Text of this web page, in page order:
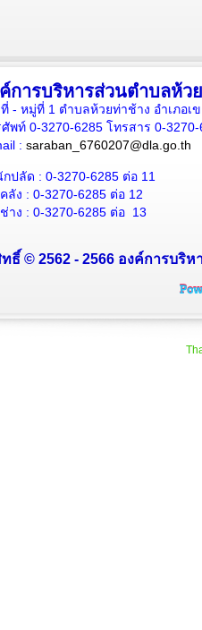
การบริหารส่วนตำบลห้ว
- หมู่ที่ 1 ตำบลห้วยท่าช้าง อำเภอเ
พท์ 0-3270-6285 โทรสาร 0-
: saraban_6760207@dla.go.th
กปลัด : 0-3270-6285 ต่อ 11
ลัง : 0-3270-6285 ต่อ 12
าง : 0-3270-6285 ต่อ 13
ธิ์ © 2562 - 2566 องค์การบริ